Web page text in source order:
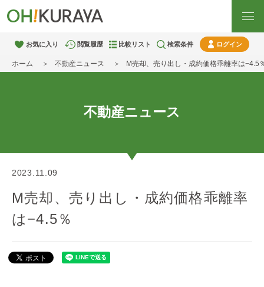
お気に入り 閲覧履歴 比較リスト 検索条件 ログイン
ホーム 不動産ニュース M売却、売り出し・成約価格乖離率は−4.5
不動産ニュース
2023.11.09
M売却、売り出し・成約価格乖離率
は−4.5％